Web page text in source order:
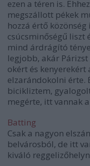
ezen a téren is.
megszállott pékek
hozzá értő
csúcsminőségű liszt
mind árdrágító
legjobb, akár
okért és kenyerekért
elzarándokolni érte.
bicikliztem,
megérte, itt vannak
Batting
Csak a nagyon
belvárosból, de itt
kiváló